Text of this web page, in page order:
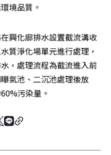
境品質。
興化廍排水設置截流溝收
質淨化場單元進行處理，
，處理流程為截流進入前
氣池、二沉池處理後放
污染量。